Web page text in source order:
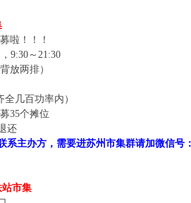
啦！！！
9:30～21:30
放两排）
几百功率内）
35个摊位
还
系主办方，需要进苏州市集群请加微信号
站市集